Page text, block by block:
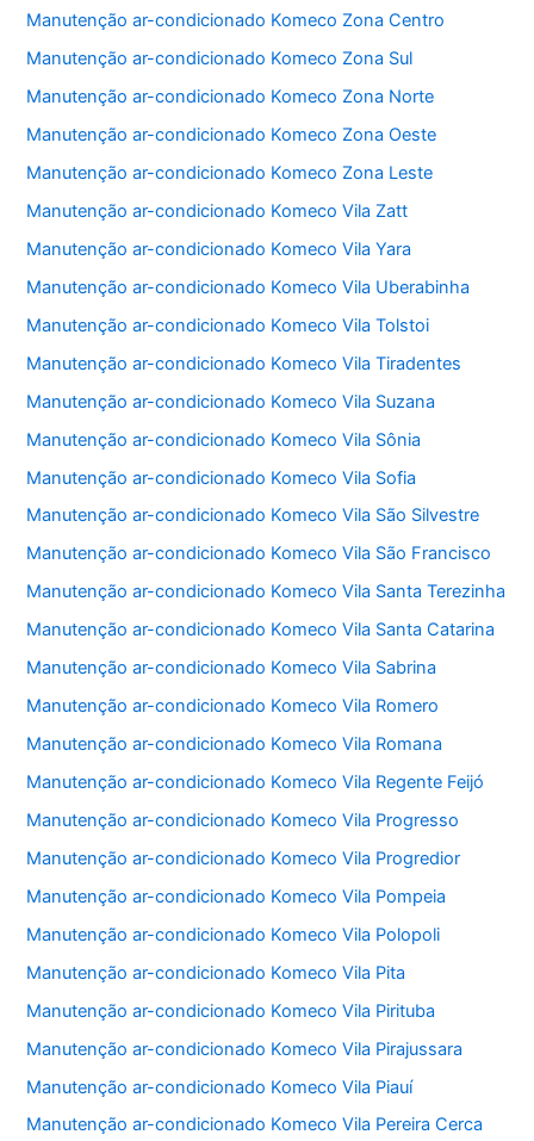
k
Manutenção ar-condicionado Komeco Zona Centro
Manutenção ar-condicionado Komeco Zona Sul
Manutenção ar-condicionado Komeco Zona Norte
Manutenção ar-condicionado Komeco Zona Oeste
Manutenção ar-condicionado Komeco Zona Leste
Manutenção ar-condicionado Komeco Vila Zatt
Manutenção ar-condicionado Komeco Vila Yara
Manutenção ar-condicionado Komeco Vila Uberabinha
Manutenção ar-condicionado Komeco Vila Tolstoi
Manutenção ar-condicionado Komeco Vila Tiradentes
Manutenção ar-condicionado Komeco Vila Suzana
Manutenção ar-condicionado Komeco Vila Sônia
Manutenção ar-condicionado Komeco Vila Sofia
Manutenção ar-condicionado Komeco Vila São Silvestre
Manutenção ar-condicionado Komeco Vila São Francisco
Manutenção ar-condicionado Komeco Vila Santa Terezinha
Manutenção ar-condicionado Komeco Vila Santa Catarina
Manutenção ar-condicionado Komeco Vila Sabrina
Manutenção ar-condicionado Komeco Vila Romero
Manutenção ar-condicionado Komeco Vila Romana
Manutenção ar-condicionado Komeco Vila Regente Feijó
Manutenção ar-condicionado Komeco Vila Progresso
Manutenção ar-condicionado Komeco Vila Progredior
Manutenção ar-condicionado Komeco Vila Pompeia
Manutenção ar-condicionado Komeco Vila Polopoli
Manutenção ar-condicionado Komeco Vila Pita
Manutenção ar-condicionado Komeco Vila Pirituba
Manutenção ar-condicionado Komeco Vila Pirajussara
Manutenção ar-condicionado Komeco Vila Piauí
Manutenção ar-condicionado Komeco Vila Pereira Cerca